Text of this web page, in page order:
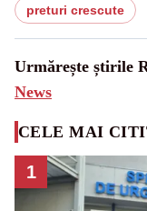
preturi crescute
Urmărește știrile
News
CELE MAI
1